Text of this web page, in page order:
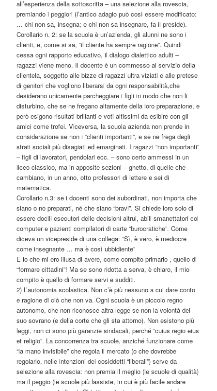
all’esperienza della sottoscritta – una selezione alla rovescia,
premiando i peggiori (l’antico adagio può così essere modificato:
… chi non sa, insegna; e chi non sa insegnare, fa il preside).
Corollario n. 2: se la scuola è un’azienda, gli alunni ne sono i
clienti, e, come si sa, “il cliente ha sempre ragione”. Quindi
cessa ogni rapporto educativo, il dialogo dialettico adulti –
ragazzi viene meno. Il docente è un commesso al servizio della
clientela, soggetto alle bizze di ragazzi ultra viziati e alle pretese
di genitori che vogliono liberarsi da ogni responsabilità,che
desiderano unicamente parcheggiare i figli in modo che non li
disturbino, che se ne fregano altamente della loro preparazione, e
però esigono risultati brillanti e voti altissimi da esibire con gli
amici come trofei. Viceversa, la scuola azienda non prende in
considerazione se non i “clienti importanti”, e se ne frega degli
strati sociali più disagiati ed emarginati. I ragazzi “non importanti”
– figli di lavoratori, pendolari ecc. – sono certo ammessi in un
liceo classico, ma in apposite sezioni – ghetto, di quelle che
cambiano, in un anno, otto professori di lettere e sei di
matematica.
Corollario n.3: se i docenti sono dei subordinati, non importa che
siano o no preparati, né che siano “bravi”. Si chiede loro solo di
essere docili esecutori delle decisioni altrui, abili smanettatori col
computer e pazienti compilatori di carte “burocratiche”. Come
diceva un vicepreside di una collega: “Sì, è vero, è mediocre
come insegnante … ma è così ubbidiente”
E io che mi ero illusa di avere, come compito primario , quello di
“formare cittadini”! Ma se sono ridotta a serva, è chiaro, il mio
compito è quello di formare servi e sudditi.
2) L’autonomia scolastica. Non c’è più nessuno a cui dare conto
e ragione di ciò che non va. Ogni scuola è un piccolo regno
autonomo, che non riconosce altra legge se non la volontà del
suo sovrano (e della corte che gli sta attorno). Non esistono più
leggi, non ci sono più garanzie sindacali, perché “cuius regio eius
et religio”. La concorrenza tra scuole, anziché funzionare come
“la mano invisibile” che regola il mercato (o che dovrebbe
regolarlo, nelle intenzioni dei cosiddetti “liberali”) serve da
selezione alla rovescia: non premia il meglio (le scuole di qualità)
ma il peggio (le scuole più lassiste, in cui è più facile andare